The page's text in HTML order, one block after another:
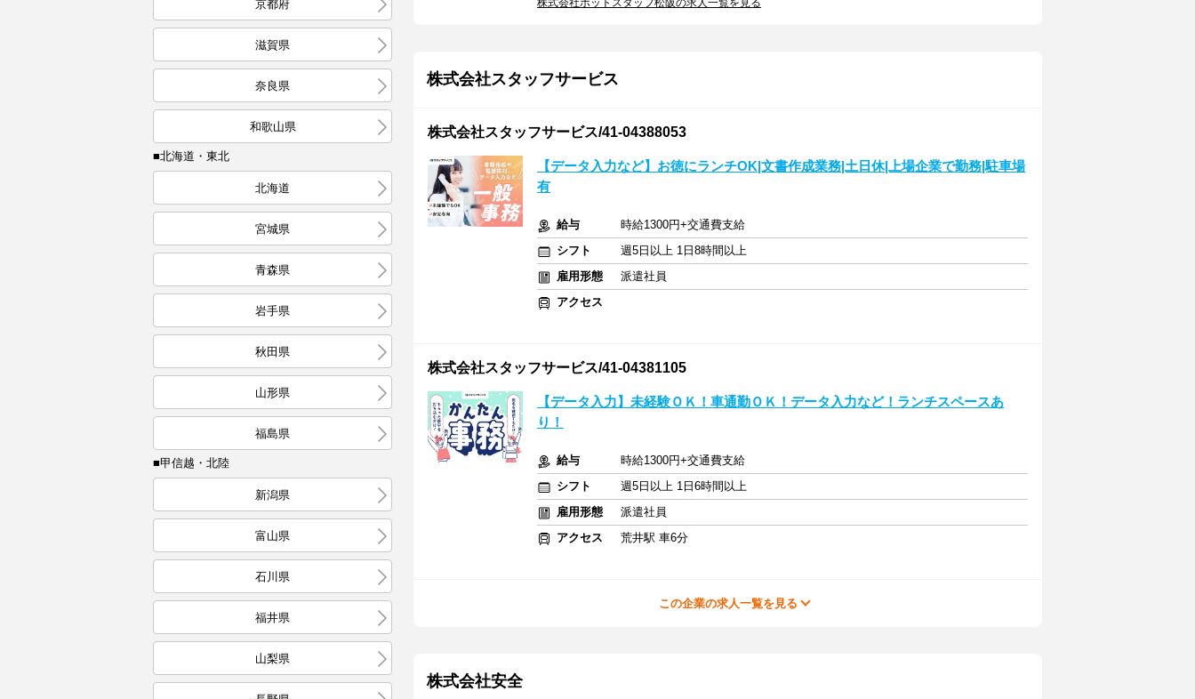
京都府
滋賀県
奈良県
和歌山県
■北海道・東北
北海道
宮城県
青森県
岩手県
秋田県
山形県
福島県
■甲信越・北陸
新潟県
富山県
石川県
福井県
山梨県
株式会社ホットスタッフ松阪の求人一覧を見る
株式会社スタッフサービス
株式会社スタッフサービス/41-04388053
【データ入力など】お徳にランチOK|文書作成業務|土日休|上場企業で勤務|駐車場
有
給与
時給1300円+交通費支給
シフト
週5日以上 1日8時間以上
雇用形態
派遣社員
アクセス
株式会社スタッフサービス/41-04381105
【データ入力】未経験ＯＫ！車通勤ＯＫ！データ入力など！ランチスペースあ
り！
給与
時給1300円+交通費支給
シフト
週5日以上 1日6時間以上
雇用形態
派遣社員
アクセス
荒井駅 車6分
この企業の求人一覧を見る
株式会社安全